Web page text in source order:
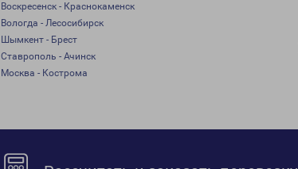
Воскресенск - Краснокаменск
Вологда - Лесосибирск
Шымкент - Брест
Ставрополь - Ачинск
Москва - Кострома